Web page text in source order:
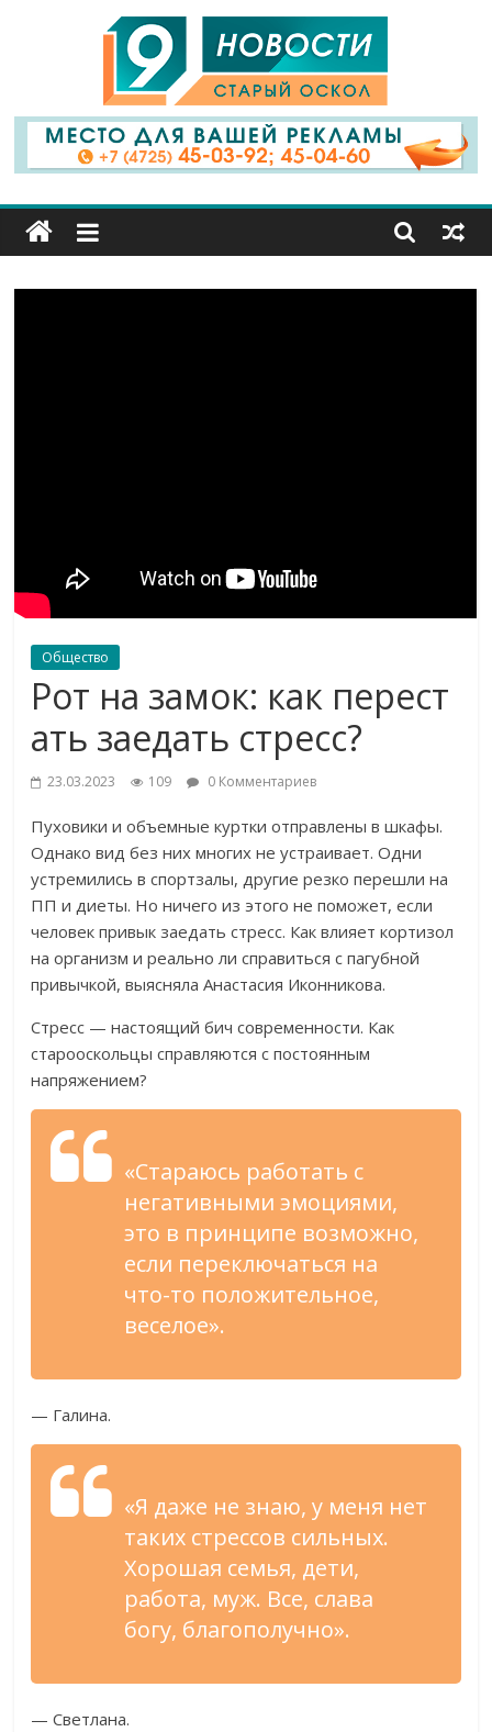
9
Канал
Старый
Общество
Рот на замок: как перест
ать заедать стресс?
23.03.2023 109 0 Комментариев
Пуховики и объемные куртки отправлены в шкафы.
Однако вид без них многих не устраивает. Одни
устремились в спортзалы, другие резко перешли на
ПП и диеты. Но ничего из этого не поможет, если
человек привык заедать стресс. Как влияет кортизол
на организм и реально ли справиться с пагубной
привычкой, выясняла Анастасия Иконникова.
Стресс — настоящий бич современности. Как
старооскольцы справляются с постоянным
напряжением?
«Стараюсь работать с
негативными эмоциями,
это в принципе возможно,
если переключаться на
что-то положительное,
веселое».
— Галина.
«Я даже не знаю, у меня нет
таких стрессов сильных.
Хорошая семья, дети,
работа, муж. Все, слава
богу, благополучно».
— Светлана.